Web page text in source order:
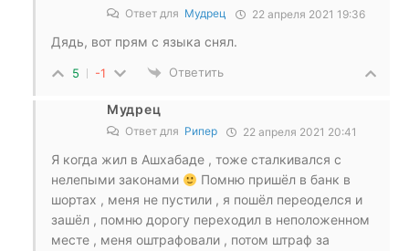
Ответ для Мудрец 22 апреля 2021 19:36
Дядь, вот прям с языка снял.
5 -1 Ответить
Мудрец
Ответ для Рипер 22 апреля 2021 20:41
Я когда жил в Ашхабаде , тоже сталкивался с
нелепыми законами
Помню пришёл в банк в
шортах , меня не пустили , я пошёл переоделся и
зашёл , помню дорогу переходил в неположенном
месте , меня оштрафовали , потом штраф за